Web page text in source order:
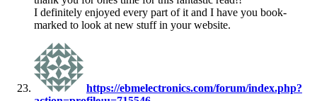
I definitely enjoyed every part of it and I have you book-
marked to look at new stuff in your website.
https://ebmelectronics.com/forum/index.php?